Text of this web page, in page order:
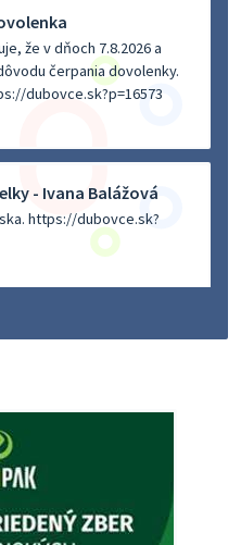
že v dňoch 7.8.2026 a
čerpania dovolenky.
dubovce.sk?p=16573
- Ivana Balážová
https://dubovce.sk?
Sivoň
dovolenky. Akútne